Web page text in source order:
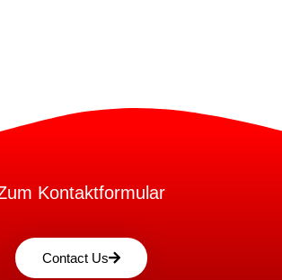
Kontaktformular
Contact Us